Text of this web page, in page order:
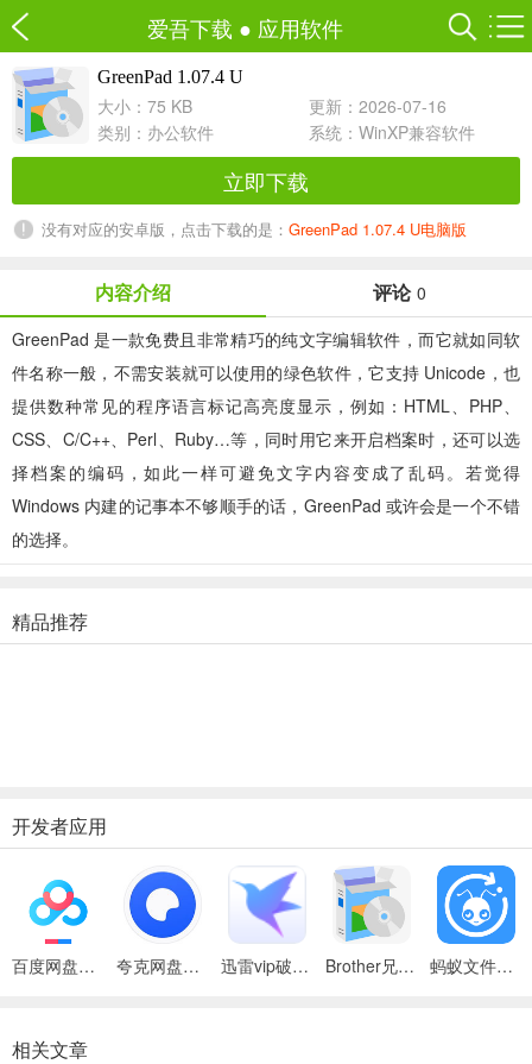
爱吾下载 ● 应用软件
GreenPad 1.07.4 U
大小：75 KB
更新：2026-07-16
类别： 办公软件 系统：WinXP兼容软件
立即下载
没有对应的安卓版，点击下载的是： GreenPad 1.07.4 U电脑版
内容介绍 评论 0
GreenPad 是一款免费且非常精巧的纯文字编辑软件，而它就如同软
件名称一般，不需安装就可以使用的绿色软件，它支持 Unicode，也
提供数种常见的程序语言标记高亮度显示，例如：HTML、PHP、
CSS、C/C++、Perl、Ruby…等，同时用它来开启档案时，还可以选
择档案的编码，如此一样可避免文字内容变成了乱码。若觉得
Windows 内建的记事本不够顺手的话，GreenPad 或许会是一个不错
的选择。
精品推荐
开发者应用
百度网盘绿色免安装Pc电脑版 夸克网盘官方正式版 迅雷vip破解版永久会员2024版 Brother兄弟 MFC-8480DN多功能一体机ISIS驱动 蚂蚁文件（数据恢复大师）
相关文章